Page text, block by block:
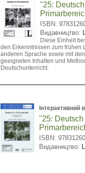
"25:
ISBN:
Видавництво:
Diese Einheit
den Erkenntnissen zum frühen
anderen Sprache sowie mit
geeigneten Inhalten und
Deutschunterricht.
Інтерактивний
"25:
ISBN:
Видавництво: